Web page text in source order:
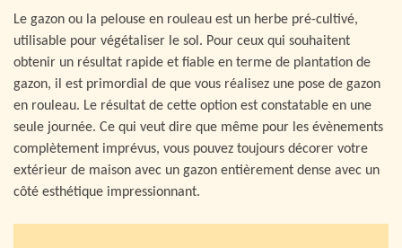
Le gazon ou la pelouse en rouleau est un herbe pré-cultivé,
utilisable pour végétaliser le sol. Pour ceux qui souhaitent
obtenir un résultat rapide et fiable en terme de plantation de
gazon, il est primordial de que vous réalisez une pose de gazon
en rouleau. Le résultat de cette option est constatable en une
seule journée. Ce qui veut dire que même pour les évènements
complètement imprévus, vous pouvez toujours décorer votre
extérieur de maison avec un gazon entièrement dense avec un
côté esthétique impressionnant.